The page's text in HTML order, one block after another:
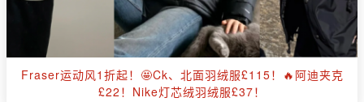
Fraser运动风1折起！🤩Ck、北面羽绒服£115！🔥阿迪夹克
£22！Nike灯芯绒羽绒服£37！